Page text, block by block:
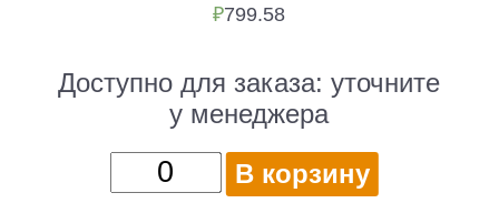
₽799.58
Доступно для заказа:уточните
у менеджера
Количество
товара
В корзину